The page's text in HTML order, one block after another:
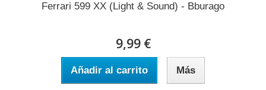
Ferrari 599 XX (Light & Sound) - Bburago
9,99 €
Añadir al carrito Más